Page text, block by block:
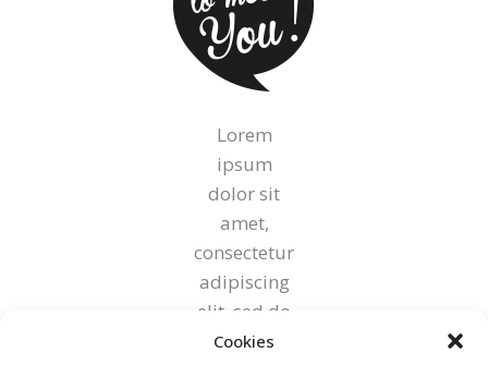
Cookies
Lorem
ipsum
dolor sit
amet,
consectetur
adipiscing
elit, sed do
eiusmod